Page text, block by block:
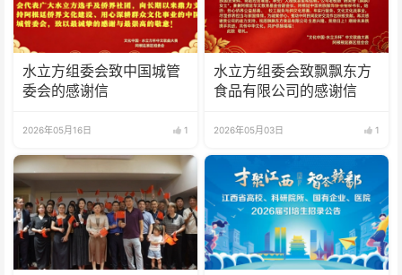
水立方组委会致中国城管
委会的感谢信
2026年05月16日 1
水立方组委会致飘飘东方
食品有限公司的感谢信
2026年05月03日 1